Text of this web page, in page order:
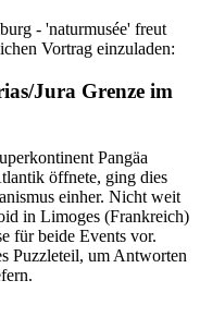
- 'naturmusée' freut
Vortrag einzuladen:
Jura Grenze im
Pangäa
öffnete, ging dies
einher. Nicht weit
in Limoges (Frankreich)
für beide Events vor.
Puzzleteil, um Antworten